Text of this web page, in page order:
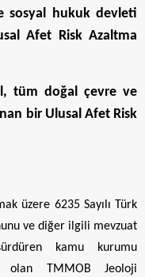
sosyal hukuk devleti
Afet Risk Azaltma
tüm doğal çevre ve
bir Ulusal Afet Risk
üzere 6235 Sayılı Türk
ve diğer ilgili mevzuat
kamu kurumu
olan TMMOB Jeoloji